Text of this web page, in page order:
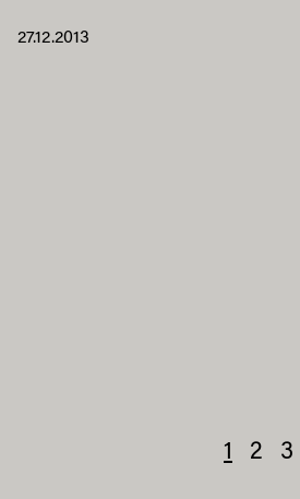
27.12.2013
1 2 3